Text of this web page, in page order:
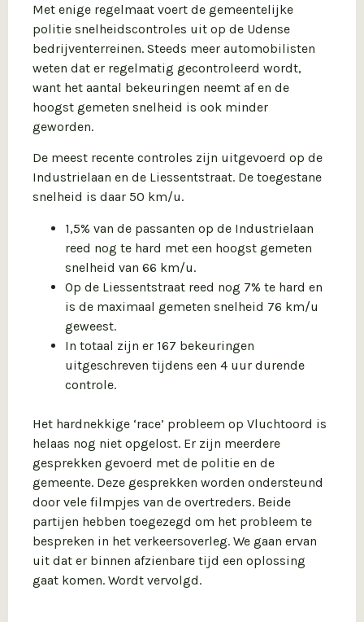
Met enige regelmaat voert de gemeentelijke
politie snelheidscontroles uit op de Udense
bedrijventerreinen. Steeds meer automobilisten
weten dat er regelmatig gecontroleerd wordt,
want het aantal bekeuringen neemt af en de
hoogst gemeten snelheid is ook minder
geworden.
De meest recente controles zijn uitgevoerd op de
Industrielaan en de Liessentstraat. De toegestane
snelheid is daar 50 km/u.
1,5% van de passanten op de Industrielaan
reed nog te hard met een hoogst gemeten
snelheid van 66 km/u.
Op de Liessentstraat reed nog 7% te hard en
is de maximaal gemeten snelheid 76 km/u
geweest.
In totaal zijn er 167 bekeuringen
uitgeschreven tijdens een 4 uur durende
controle.
Het hardnekkige ‘race’ probleem op Vluchtoord is
helaas nog niet opgelost. Er zijn meerdere
gesprekken gevoerd met de politie en de
gemeente. Deze gesprekken worden ondersteund
door vele filmpjes van de overtreders. Beide
partijen hebben toegezegd om het probleem te
bespreken in het verkeersoverleg. We gaan ervan
uit dat er binnen afzienbare tijd een oplossing
gaat komen. Wordt vervolgd.